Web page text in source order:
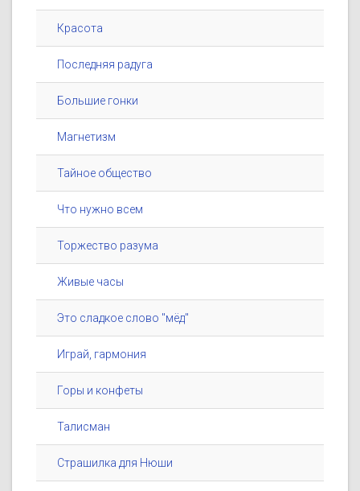
Красота
Последняя радуга
Большие гонки
Магнетизм
Тайное общество
Что нужно всем
Торжество разума
Живые часы
Это сладкое слово "мёд"
Играй, гармония
Горы и конфеты
Талисман
Страшилка для Нюши